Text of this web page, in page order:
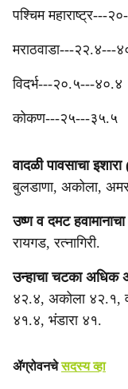
‎पश्‍चिम महाराष्ट्र---
मराठवाडा---२२.४---
‎विदर्भ---२०.५---४०.४
‎कोकण---२५---३५.५
वादळी पावसाचा
बुलडाणा, अकोला,
उष्ण व दमट
रायगड, रत्नागिरी.
उन्हाचा चटका अधिक
४२.४, अकोला ४२.१,
४१.४, भंडारा ४१.
ॲग्रोवनचेसदस्य व्हा